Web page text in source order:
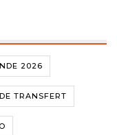
2026
TRANSFERT